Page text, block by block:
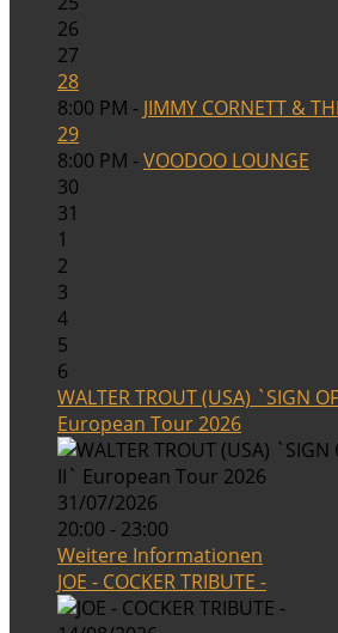
26
27
28
8:00 PM - JIMMY CORNETT &
29
8:00 PM -VOODOO LOUNGE
30
31
1
2
3
4
5
6
WALTER TROUT (USA) `SIGN
European Tour 2026
31/07/2026
20:00 - 23:00
Weitere Informationen
JOE - COCKER TRIBUTE -